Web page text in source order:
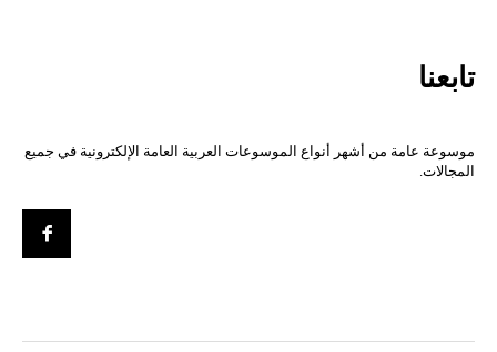
تابعنا
موسوعة عامة من أشهر أنواع الموسوعات العربية العامة الإلكترونية في جميع
المجالات.